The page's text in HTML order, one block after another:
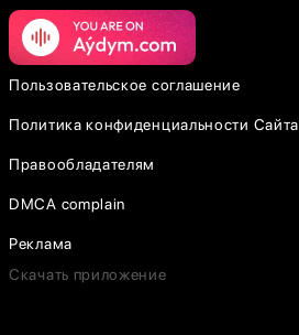
Пользовательское соглашение
Политика конфиденциальности Сайта
Правообладателям
DMCA complain
Реклама
Скачать приложение